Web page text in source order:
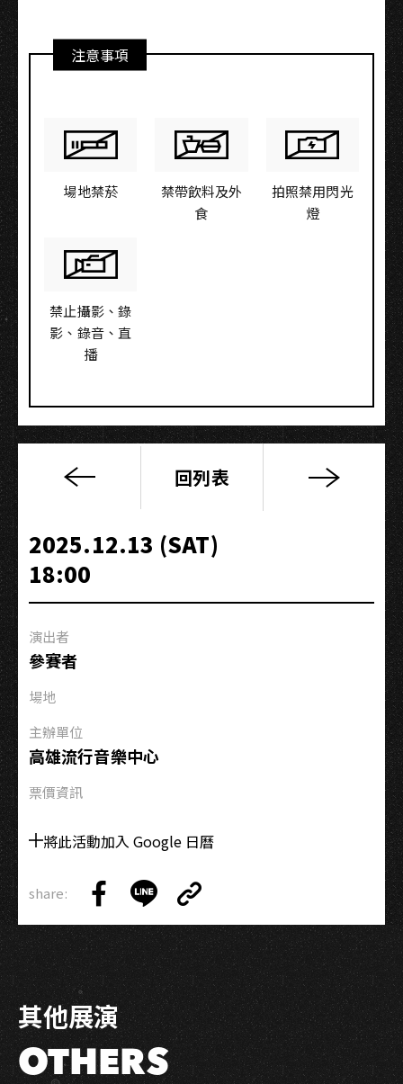
注意事項
場地禁菸
禁帶飲料及外
食
拍照禁用閃光
燈
禁止攝影、錄
影、錄音、直
播
南
而
歌
之
高
灣
味
詞
作
回列表
2025.12.13 (SAT)
18:00
演出者
參賽者
場地
主辦單位
高雄流行音樂中心
票價資訊
將此活動加入 Google 日曆
share:
on
Facebook
on
LINE
Link
Copy
Link
其他展演
OTHERS